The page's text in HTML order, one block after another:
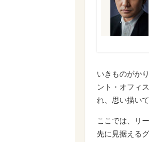
いきものがか
ント・オフィ
れ、思い描い
ここでは、リ
先に見据える